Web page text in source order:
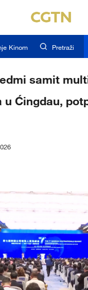
Kinom Pretraži
samit
u Ćingdau,